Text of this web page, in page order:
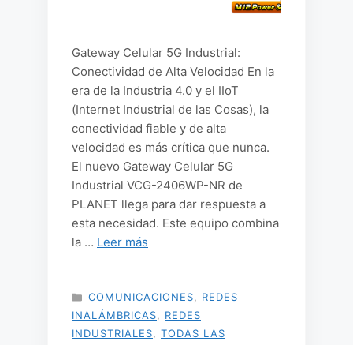
Gateway Celular 5G Industrial:
Conectividad de Alta Velocidad En la
era de la Industria 4.0 y el IIoT
(Internet Industrial de las Cosas), la
conectividad fiable y de alta
velocidad es más crítica que nunca.
El nuevo Gateway Celular 5G
Industrial VCG-2406WP-NR de
PLANET llega para dar respuesta a
esta necesidad. Este equipo combina
la … Leer más
CATEGORÍAS
COMUNICACIONES
REDES
INALÁMBRICAS
REDES
INDUSTRIALES
TODAS LAS